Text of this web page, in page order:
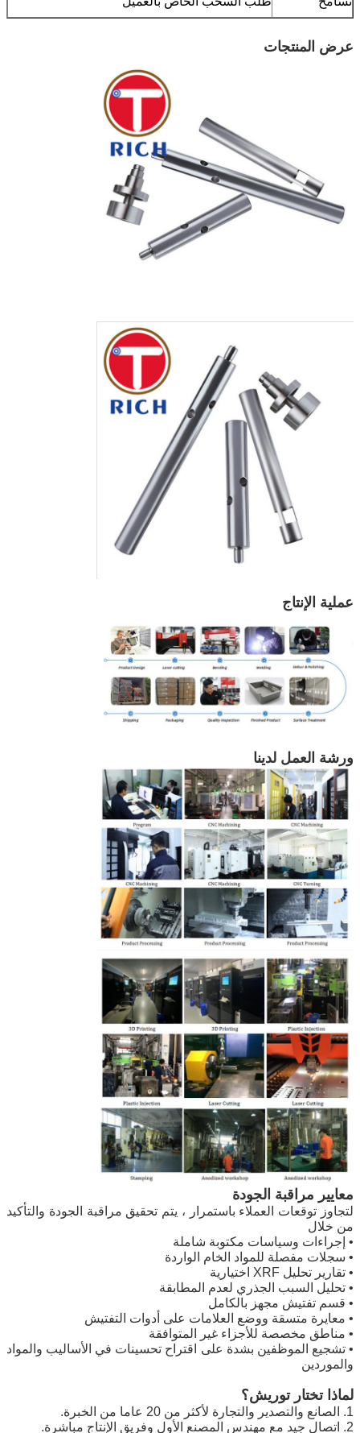
عرض المنتجات
عملية الإنتاج
ورشة العمل لدينا
معايير مراقبة الجودة
لتجاوز توقعات العملاء باستمرار ، يتم تحقيق مراقبة الجودة والتأكيد
من خلال
• إجراءات وسياسات مكتوبة شاملة
• سجلات مفصلة للمواد الخام الواردة
• تقارير تحليل XRF اختيارية
• تحليل السبب الجذري لعدم المطابقة
• قسم تفتيش مجهز بالكامل
• معايرة متسقة ووضع العلامات على أدوات التفتيش
• مناطق مخصصة للأجزاء غير المتوافقة
• تشجيع الموظفين بشدة على اقتراح تحسينات في الأساليب والمواد
والموردين
لماذا تختار توريش؟
1. الصانع والتصدير والتجارة لأكثر من 20 عاما من الخبرة.
2. اتصال جيد مع مهندس المصنع الأول وفريق الإنتاج مباشرة.